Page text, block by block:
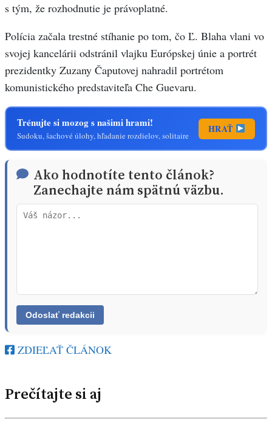
s tým, že rozhodnutie je právoplatné.
Polícia začala trestné stíhanie po tom, čo Ľ. Blaha vlani vo
svojej kancelárii odstránil vlajku Európskej únie a portrét
prezidentky Zuzany Čaputovej nahradil portrétom
komunistického predstaviteľa Che Guevaru.
Trénujte si mozog s našimi hrami!
Sudoku, šachové úlohy, hľadanie rozdielov, solitaire
HRAŤ
Ako hodnotíte tento článok?
Zanechajte nám spätnú väzbu.
ZDIEĽAŤ ČLÁNOK
Prečítajte si aj